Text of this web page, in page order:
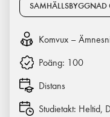
SAMHÄLLSBYGGNAD
Komvux –
Poäng: 100
Distans
Studietakt: Heltid,